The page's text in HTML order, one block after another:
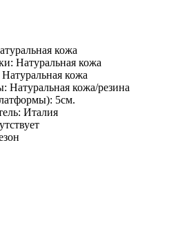
кожа
Натуральная кожа
кожа
Натуральная кожа/резина
5см.
Италия